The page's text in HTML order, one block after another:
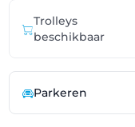
Trolleys
beschikbaar
Parkeren